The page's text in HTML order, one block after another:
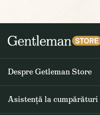
Despre Getleman Store
Asistență la cumpărături